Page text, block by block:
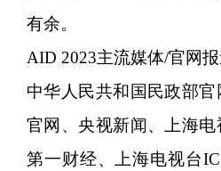
有余。
AID 2023主流媒体/官网报
中华人民共和国民政部
官网、央视新闻、上海电
第一财经、上海电视台